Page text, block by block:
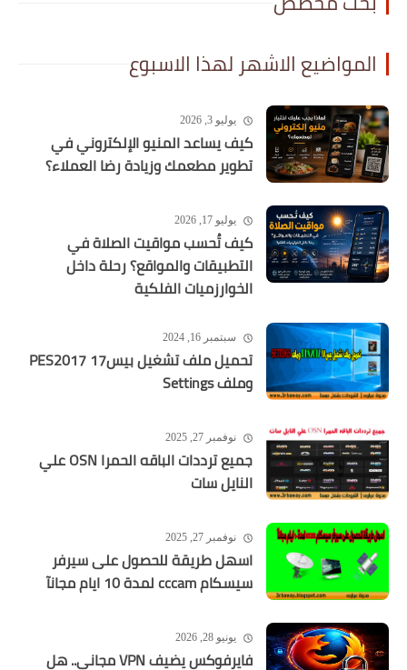
المواضيع الاشهر لهذا الاسبوع
يوليو 3, 2026
كيف يساعد المنيو الإلكتروني في
تطوير مطعمك وزيادة رضا العملاء؟
يوليو 17, 2026
كيف تُحسب مواقيت الصلاة في
التطبيقات والمواقع؟ رحلة داخل
الخوارزميات الفلكية
سبتمبر 16, 2024
تحميل ملف تشغيل بيس17 PES2017
وملف Settings
نوفمبر 27, 2025
جميع ترددات الباقه الحمرا OSN علي
النايل سات
نوفمبر 27, 2025
اسهل طريقة للحصول على سيرفر
سيسكام cccam لمدة 10 ايام مجانآ
يونيو 28, 2026
فايرفوكس يضيف VPN مجاني.. هل